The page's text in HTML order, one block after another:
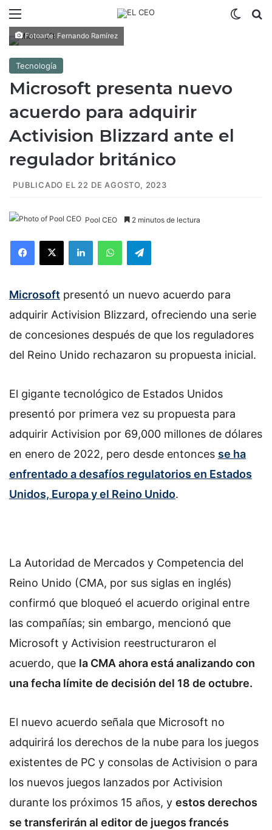
Fotoarte: Fernando Ramírez
Tecnología
Microsoft presenta nuevo
acuerdo para adquirir
Activision Blizzard ante el
regulador británico
PUBLICADO EL 22 DE AGOSTO, 2023
Pool CEO 2 minutos de lectura
Microsoft presentó un nuevo acuerdo para
adquirir Activision Blizzard, ofreciendo una serie
de concesiones después de que los reguladores
del Reino Unido rechazaron su propuesta inicial.
El gigante tecnológico de Estados Unidos
presentó por primera vez su propuesta para
adquirir Activision por 69,000 millones de dólares
en enero de 2022, pero desde entonces se ha
enfrentado a desafíos regulatorios en Estados
Unidos, Europa y el Reino Unido.
La Autoridad de Mercados y Competencia del
Reino Unido (CMA, por sus siglas en inglés)
confirmó que bloqueó el acuerdo original entre
las compañías; sin embargo, mencionó que
Microsoft y Activision reestructuraron el
acuerdo, que la CMA ahora está analizando con
una fecha límite de decisión del 18 de octubre.
El nuevo acuerdo señala que Microsoft no
adquirirá los derechos de la nube para los juegos
existentes de PC y consolas de Activision o para
los nuevos juegos lanzados por Activision
durante los próximos 15 años, y estos derechos
se transferirán al editor de juegos francés